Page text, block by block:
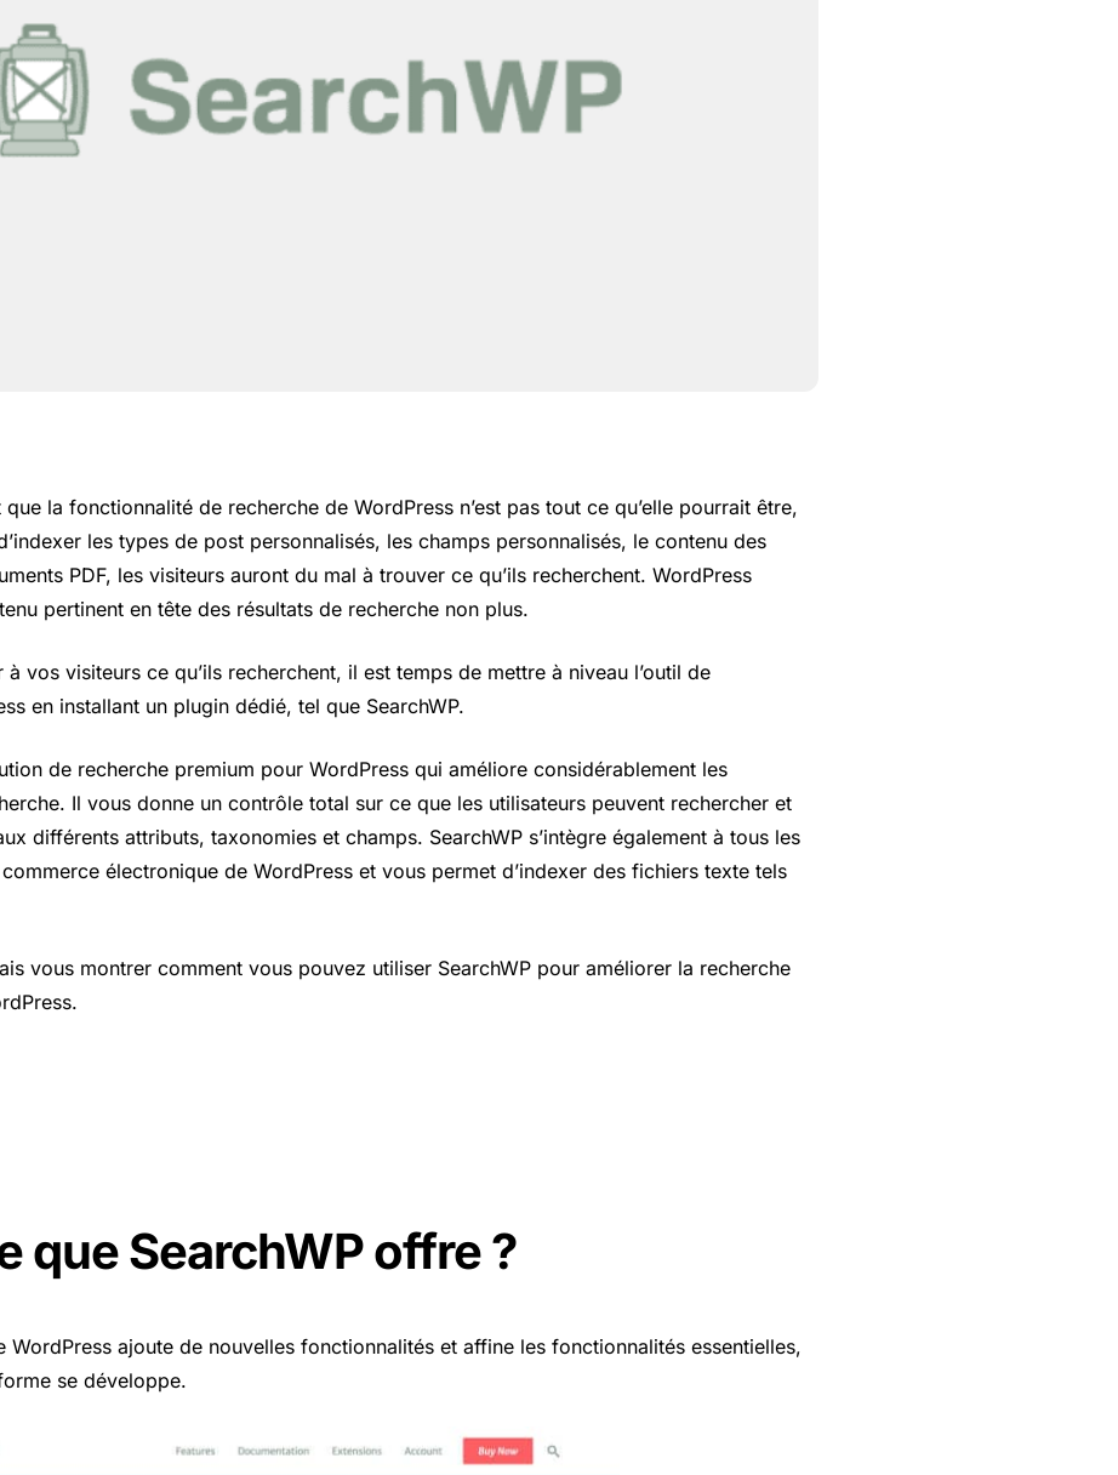
que la fonctionnalité de recherche de WordPress n’est pas tout ce qu’elle pourrait être,
les types de post personnalisés, les champs personnalisés, le contenu des
PDF, les visiteurs auront du mal à trouver ce qu’ils recherchent. WordPress
pertinent en tête des résultats de recherche non plus.
vos visiteurs ce qu’ils recherchent, il est temps de mettre à niveau l’outil de
en installant un plugin dédié, tel que SearchWP.
de recherche premium pour WordPress qui améliore considérablement les
Il vous donne un contrôle total sur ce que les utilisateurs peuvent rechercher et
différents attributs, taxonomies et champs. SearchWP s’intègre également à tous les
électronique de WordPress et vous permet d’indexer des fichiers texte tels
vous montrer comment vous pouvez utiliser SearchWP pour améliorer la recherche
que SearchWP offre ?
WordPress ajoute de nouvelles fonctionnalités et affine les fonctionnalités essentielles,
se développe.